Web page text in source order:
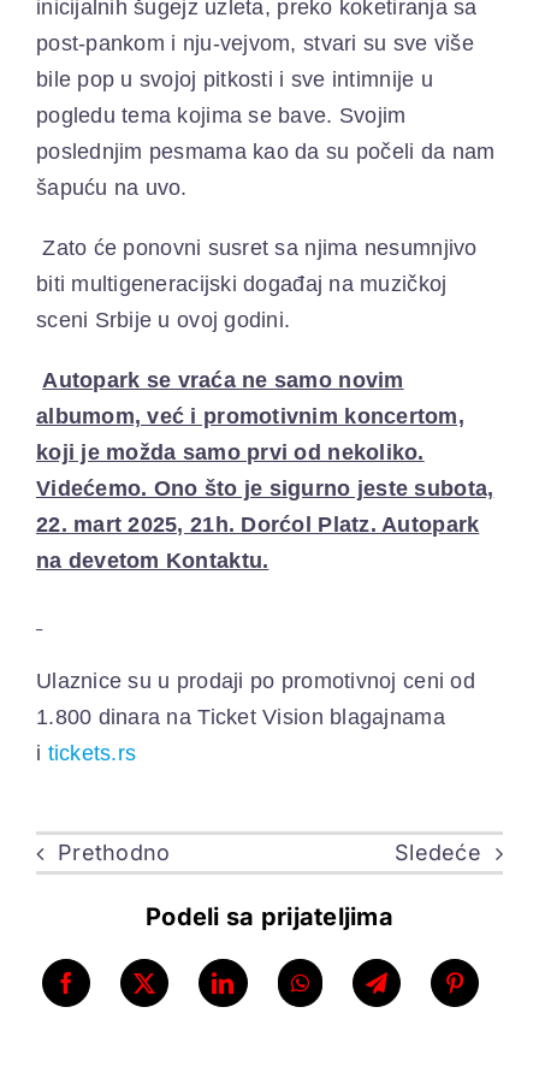
inicijalnih šugejz uzleta, preko koketiranja sa
post-pankom i nju-vejvom, stvari su sve više
bile pop u svojoj pitkosti i sve intimnije u
pogledu tema kojima se bave. Svojim
poslednjim pesmama kao da su počeli da nam
šapuću na uvo.
Zato će ponovni susret sa njima nesumnjivo
biti multigeneracijski događaj na muzičkoj
sceni Srbije u ovoj godini.
Autopark se vraća ne samo novim
albumom, već i promotivnim koncertom,
koji je možda samo prvi od nekoliko.
Videćemo. Ono što je sigurno jeste subota,
22. mart 2025, 21h. Dorćol Platz. Autopark
na devetom Kontaktu.
Ulaznice su u prodaji po promotivnoj ceni od
1.800 dinara na Ticket Vision blagajnama
i tickets.rs
Prethodno Sledeće
Podeli sa prijateljima